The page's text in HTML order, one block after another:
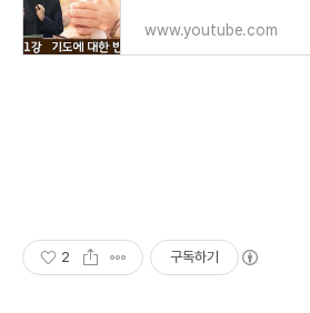
www.youtube.com
2 구독하기